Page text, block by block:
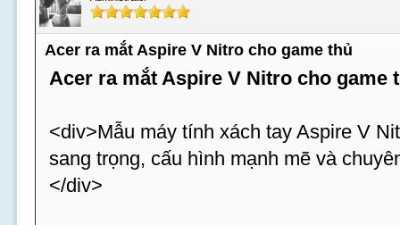
Acer ra mắt Aspire V Nitro cho game thủ
Acer ra mắt Aspire V Nitro cho game
<div>Mẫu máy tính xách tay Aspire V
sang trọng, cấu hình mạnh mẽ và
</div>